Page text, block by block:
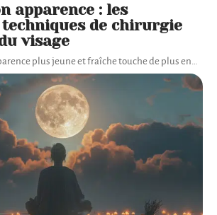
apparence : les
de chirurgie
visage
plus jeune et fraîche touche de plus en